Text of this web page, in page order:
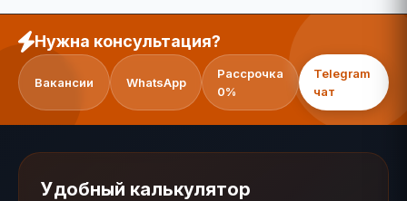
Нужна консультация?
Вакансии WhatsApp
Рассрочка
0%
Telegram
чат
Удобный калькулятор